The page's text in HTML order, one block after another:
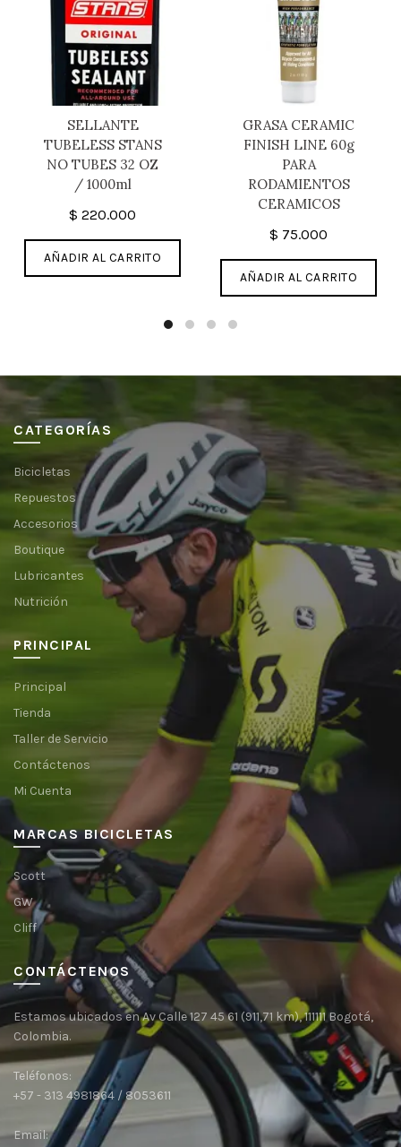
SELLANTE
TUBELESS STANS
NO TUBES 32 OZ
/ 1000ml
$ 220.000
AÑADIR AL CARRITO
GRASA CERAMIC
FINISH LINE 60g
PARA
RODAMIENTOS
CERAMICOS
$ 75.000
AÑADIR AL CARRITO
CATEGORÍAS
Bicicletas
Repuestos
Accesorios
Boutique
Lubricantes
Nutrición
PRINCIPAL
Principal
Tienda
Taller de Servicio
Contáctenos
Mi Cuenta
MARCAS BICICLETAS
Scott
GW
Cliff
CONTÁCTENOS
Estamos ubicados en Av Calle 127 45 61 (911,71 km), 111111 Bogotá,
Colombia.
Teléfonos:
+57 - 313 4981864 / 8053611
Email: